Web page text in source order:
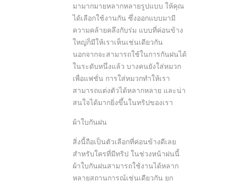
มามากมายหลากหลายรูปแบบ ให้คุณ
ได้เลือกใช้งานกัน ซึ่งออกแบบมามี
ความคล้ายคลึงกับร่ม แบบที่ค่อนข้าง
ใหญ่ก็มีให้เราเห็นเช่นเดียวกัน
นอกจากจะสามารถใช้ในการกันฝนได้
ในระดับหนึ่งแล้ว บางคนยังใส่หมวก
เพื่อแฟชั่น การใส่หมวกทำให้เรา
สามารถแต่งตัวได้หลากหลาย และน่า
สนใจได้มากยิ่งขึ้นในทริปของเรา
ผ้าใบกันฝน
สิ่งนี้ถือเป็นตัวเลือกที่ค่อนข้างดีเลย
สำหรับใครที่มีทริป ในช่วงหน้าฝนนี้
ผ้าใบกันฝนสามารถใช้งานได้หลาก
หลายสถานการณ์เช่นเดียวกัน ยก